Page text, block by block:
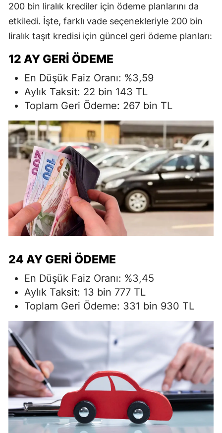
200 bin liralık krediler için ödeme planlarını da
etkiledi. İşte, farklı vade seçenekleriyle 200 bin
liralık taşıt kredisi için güncel geri ödeme planları:
12 AY GERI ÖDEME
En Düşük Faiz Oranı: %3,59
Aylık Taksit: 22 bin 143 TL
Toplam Geri Ödeme: 267 bin TL
24 AY GERI ÖDEME
En Düşük Faiz Oranı: %3,45
Aylık Taksit: 13 bin 777 TL
Toplam Geri Ödeme: 331 bin 930 TL